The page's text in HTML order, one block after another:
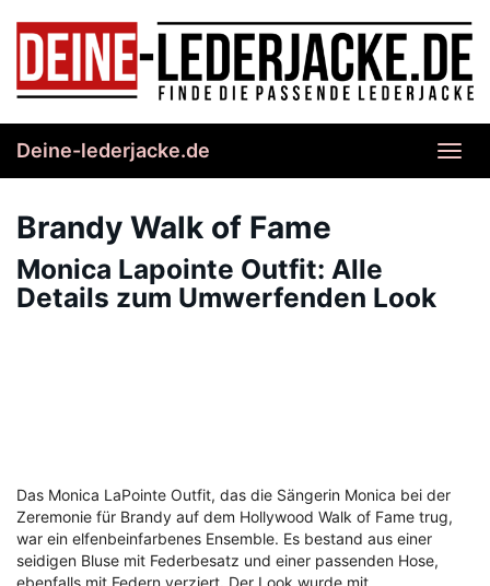
content
Deine-lederjacke.de
Brandy Walk of Fame
Monica Lapointe Outfit: Alle
Details zum Umwerfenden Look
Das Monica LaPointe Outfit, das die Sängerin Monica bei der
Zeremonie für Brandy auf dem Hollywood Walk of Fame trug,
war ein elfenbeinfarbenes Ensemble. Es bestand aus einer
seidigen Bluse mit Federbesatz und einer passenden Hose,